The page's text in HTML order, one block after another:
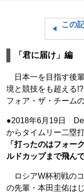
この
「君に届け」編
日本一を目指す後
境と競技をも超える
フォア・ザ・チーム
●2018年6月19日
からタイムリー二塁
「打ったのはフォー
ルドカップまで飛ん
ロシアW杯初戦の
の先輩・本田圭佑は